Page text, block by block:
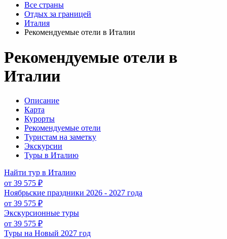
Все страны
Отдых за границей
Италия
Рекомендуемые отели в Италии
Рекомендуемые отели в
Италии
Описание
Карта
Курорты
Рекомендуемые отели
Туристам на заметку
Экскурсии
Туры в Италию
Найти тур в Италию
от 39 575 ₽
Ноябрьские праздники 2026 - 2027 года
от 39 575 ₽
Экскурсионные туры
от 39 575 ₽
Туры на Новый 2027 год